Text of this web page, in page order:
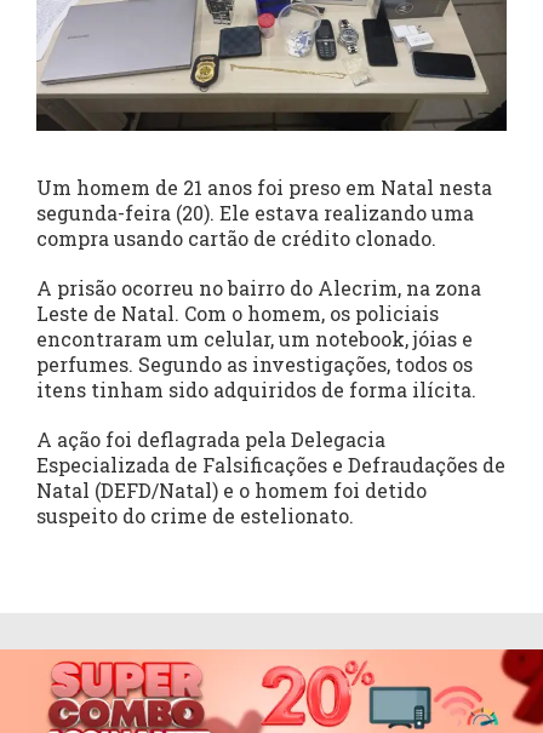
Um homem de 21 anos foi preso em Natal nesta
segunda-feira (20). Ele estava realizando uma
compra usando cartão de crédito clonado.
A prisão ocorreu no bairro do Alecrim, na zona
Leste de Natal. Com o homem, os policiais
encontraram um celular, um notebook, jóias e
perfumes. Segundo as investigações, todos os
itens tinham sido adquiridos de forma ilícita.
A ação foi deflagrada pela Delegacia
Especializada de Falsificações e Defraudações de
Natal (DEFD/Natal) e o homem foi detido
suspeito do crime de estelionato.